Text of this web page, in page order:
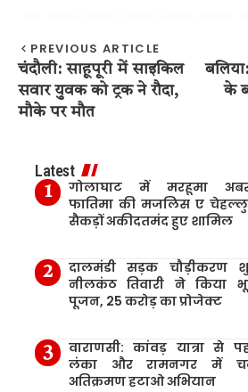
PREVIOUS ARTICLE
चंदौली: साहूपूरी में साइकिल
सवार युवक को ट्रक ने रौदा,
मौके पर मौत
के
Latest
गोलाघाट में मरहूमा
फातिमा की मजलिस ए
सैकड़ों अकीदतमंद हुए शामिल
दालमंडी सड़क चौड़ीकरण
नीलकंठ तिवारी ने किया
पूजन, 25 करोड़ का प्रोजेक्ट
वाराणसी: कांवड़ यात्रा से
लंका और रामनगर में
अतिक्रमण हटाओ अभियान